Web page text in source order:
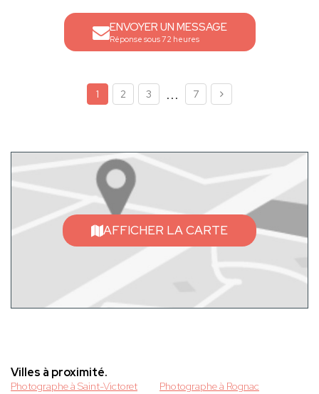
ENVOYER UN MESSAGE
Réponse sous 72 heures
1 2 3 ... 7
AFFICHER LA CARTE
Villes à proximité.
Photographe à Saint-Victoret
Photographe à Rognac